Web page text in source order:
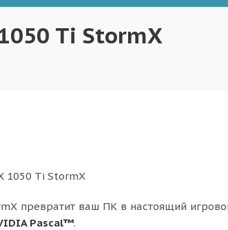
Ti StormX
1050 Ti StormX
превратит ваш ПК в настоящий
Pascal™.